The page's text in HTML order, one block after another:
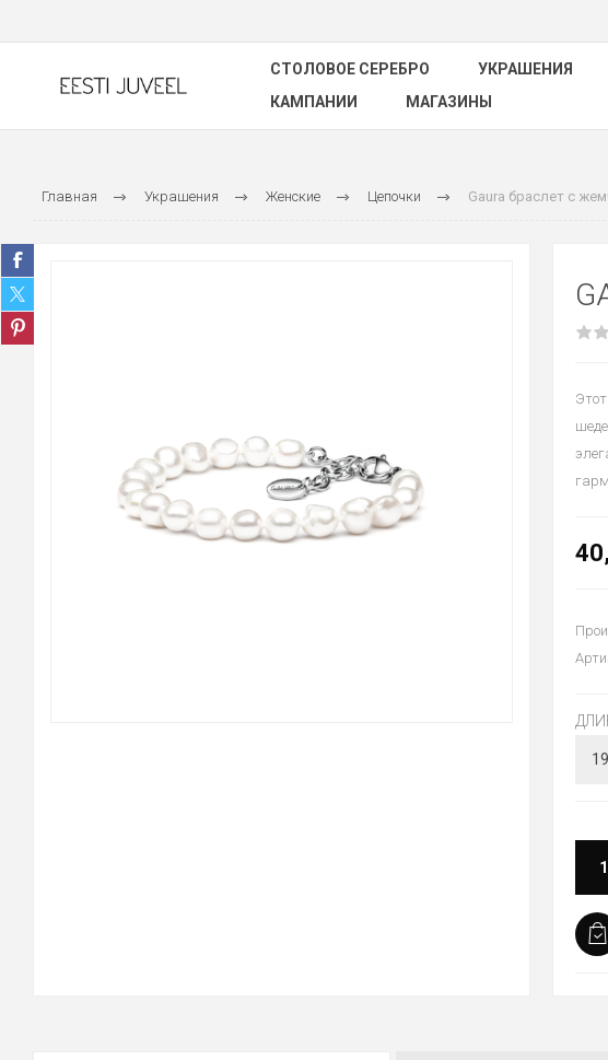
СТОЛОВОЕ СЕРЕБРО УКРАШЕНИЯ
КАМПАНИИ
МАГАЗИНЫ
Главная Украшения Женские Цепочки Gaura браслет с